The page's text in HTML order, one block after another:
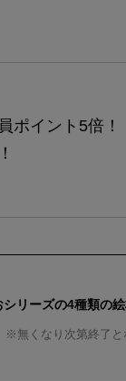
ポイント5倍！
リーズの4種類の
くなり次第終了